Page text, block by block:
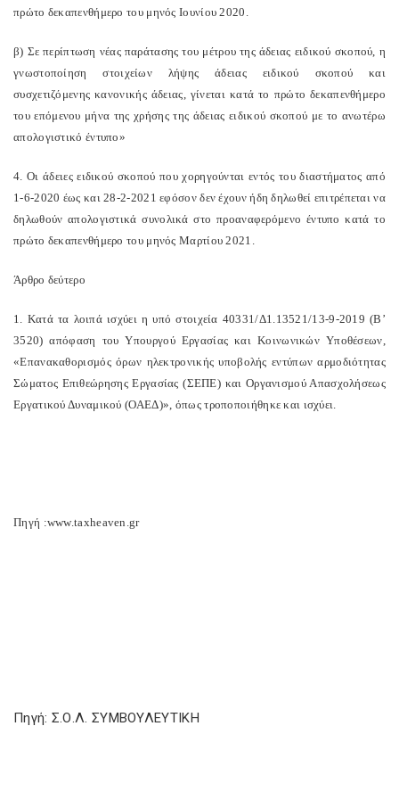
πρώτο δεκαπενθήμερο του μηνός Ιουνίου 2020.
β) Σε περίπτωση νέας παράτασης του μέτρου της άδειας ειδικού σκοπού, η
γνωστοποίηση στοιχείων λήψης άδειας ειδικού σκοπού και
συσχετιζόμενης κανονικής άδειας, γίνεται κατά το πρώτο δεκαπενθήμερο
του επόμενου μήνα της χρήσης της άδειας ειδικού σκοπού με το ανωτέρω
απολογιστικό έντυπο»
4. Οι άδειες ειδικού σκοπού που χορηγούνται εντός του διαστήματος από
1-6-2020 έως και 28-2-2021 εφόσον δεν έχουν ήδη δηλωθεί επιτρέπεται να
δηλωθούν απολογιστικά συνολικά στο προαναφερόμενο έντυπο κατά το
πρώτο δεκαπενθήμερο του μηνός Μαρτίου 2021.
Άρθρο δεύτερο
1. Κατά τα λοιπά ισχύει η υπό στοιχεία 40331/Δ1.13521/13-9-2019 (Β’
3520) απόφαση του Υπουργού Εργασίας και Κοινωνικών Υποθέσεων,
«Επανακαθορισμός όρων ηλεκτρονικής υποβολής εντύπων αρμοδιότητας
Σώματος Επιθεώρησης Εργασίας (ΣΕΠΕ) και Οργανισμού Απασχολήσεως
Εργατικού Δυναμικού (ΟΑΕΔ)», όπως τροποποιήθηκε και ισχύει.
Πηγή :www.taxheaven.gr
Πηγή: Σ.Ο.Λ. ΣΥΜΒΟΥΛΕΥΤΙΚΗ